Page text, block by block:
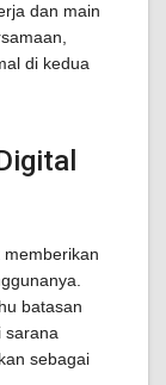
dan main
di kedua
batasan
sarana
sebagai